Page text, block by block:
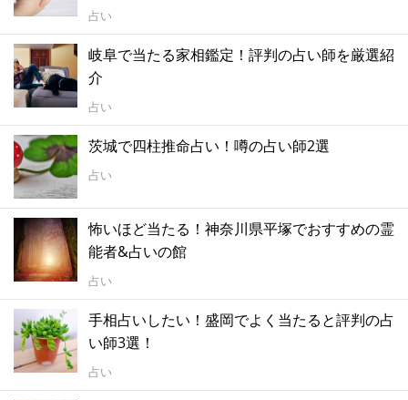
占い
岐阜で当たる家相鑑定！評判の占い師を厳選紹
介
占い
茨城で四柱推命占い！噂の占い師2選
占い
怖いほど当たる！神奈川県平塚でおすすめの霊
能者&占いの館
占い
手相占いしたい！盛岡でよく当たると評判の占
い師3選！
占い